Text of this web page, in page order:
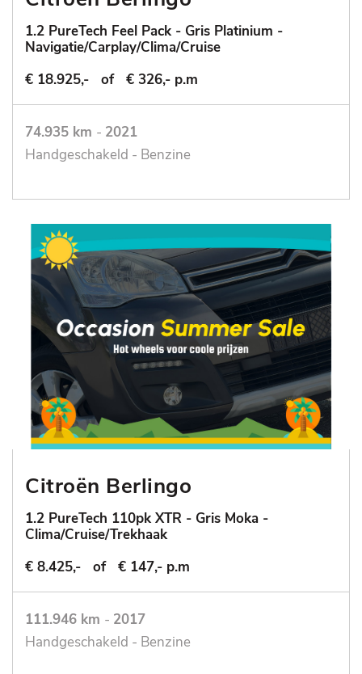
1.2 PureTech Feel Pack - Gris Platinium -
Navigatie/Carplay/Clima/Cruise
€ 18.925,-
of € 326,- p.m
74.935 km - 2021
Handgeschakeld - Benzine
Citroën Berlingo
1.2 PureTech 110pk XTR - Gris Moka -
Clima/Cruise/Trekhaak
€ 8.425,-
of € 147,- p.m
111.946 km - 2017
Handgeschakeld - Benzine